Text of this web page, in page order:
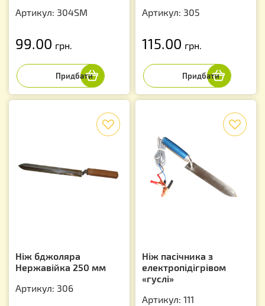
Артикул: 304SM
99.00 грн.
Артикул: 305
115.00 грн.
Ніж бджоляра
Нержавійка 250 мм
Артикул: 306
Ніж пасічника з
електропідігрівом
«гуслі»
Артикул: 111